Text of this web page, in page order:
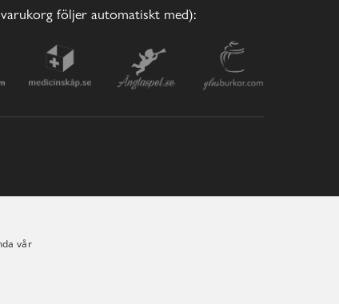
följer automatiskt med):
vår